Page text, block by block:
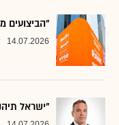
"הביצועים
14.07.2026
"ישראל